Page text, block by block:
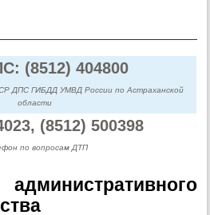
(8512) 404800
ДПС ГИБДД УМВД России по Астраханской
области
(8512) 500398
по вопросам ДТП